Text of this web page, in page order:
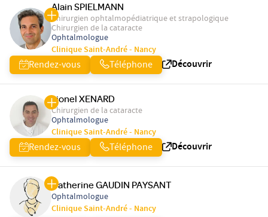
Alain SPIELMANN
Chirurgien ophtalmopédiatrique et strapologique
Chirurgien de la cataracte
Ophtalmologue
Clinique Saint-André - Nancy
Rendez-vous Téléphone Découvrir
Lionel XENARD
Chirurgien de la cataracte
Ophtalmologue
Clinique Saint-André - Nancy
Rendez-vous Téléphone Découvrir
Catherine GAUDIN PAYSANT
Ophtalmologue
Clinique Saint-André - Nancy